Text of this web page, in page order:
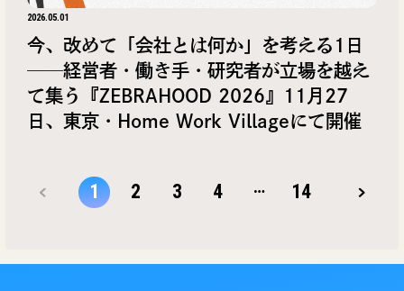
2026.05.01
今、改めて「会社とは何か」を考える1日
──経営者・働き手・研究者が立場を越え
て集う『ZEBRAHOOD 2026』11月27
日、東京・Home Work Villageにて開催
1 2 3 4 … 14